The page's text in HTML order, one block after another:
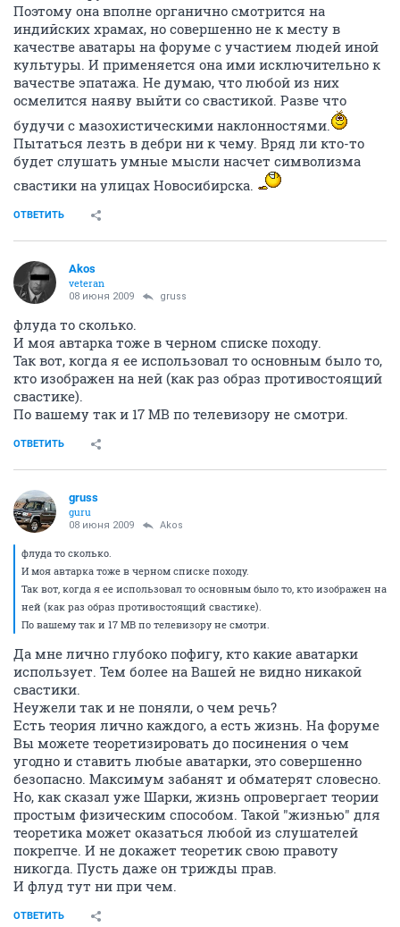
Поэтому она вполне органично смотрится на
индийских храмах, но совершенно не к месту в
качестве аватары на форуме с участием людей иной
культуры. И применяется она ими исключительно к
вачестве эпатажа. Не думаю, что любой из них
осмелится наяву выйти со свастикой. Разве что
будучи с мазохистическими наклонностями.
Пытаться лезть в дебри ни к чему. Вряд ли кто-то
будет слушать умные мысли насчет символизма
свастики на улицах Новосибирска.
ОТВЕТИТЬ
Akos
veteran
08 июня 2009 gruss
флуда то сколько.
И моя автарка тоже в черном списке походу.
Так вот, когда я ее использовал то основным было то,
кто изображен на ней (как раз образ противостоящий
свастике).
По вашему так и 17 МВ по телевизору не смотри.
ОТВЕТИТЬ
gruss
guru
08 июня 2009 Akos
флуда то сколько.
И моя автарка тоже в черном списке походу.
Так вот, когда я ее использовал то основным было то, кто изображен на
ней (как раз образ противостоящий свастике).
По вашему так и 17 МВ по телевизору не смотри.
Да мне лично глубоко пофигу, кто какие аватарки
использует. Тем более на Вашей не видно никакой
свастики.
Неужели так и не поняли, о чем речь?
Есть теория лично каждого, а есть жизнь. На форуме
Вы можете теоретизировать до посинения о чем
угодно и ставить любые аватарки, это совершенно
безопасно. Максимум забанят и обматерят словесно.
Но, как сказал уже Шарки, жизнь опровергает теории
простым физическим способом. Такой "жизнью" для
теоретика может оказаться любой из слушателей
покрепче. И не докажет теоретик свою правоту
никогда. Пусть даже он трижды прав.
И флуд тут ни при чем.
ОТВЕТИТЬ